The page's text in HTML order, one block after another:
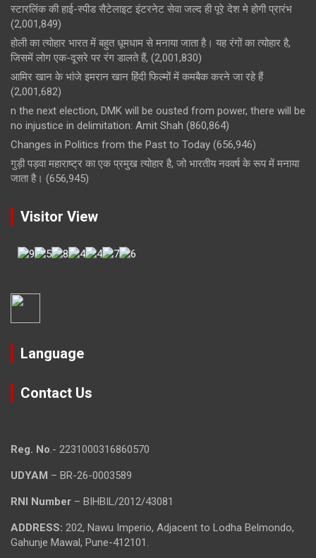
स्टारलिंक की हाई-स्पीड सैटेलाइट इंटरनेट सेवा जल्द ही पूरे देश मे होगी प्रारंभ
(2,001,849)
होली का त्योहार भारत में बहुत धूमधाम से मनाया जाता है। यह रंगों का त्योहार है,
जिसमें लोग एक-दूसरे पर रंग डालते हैं, (2,001,830)
आमिर खान के भांजे इमरान खान हिंदी फिल्मों में कमबैक करने जा रहे हैं
(2,001,682)
n the next election, DMK will be ousted from power, there will be
no injustice in delimitation: Amit Shah (860,864)
Changes in Politics from the Past to Today (656,946)
गुड़ी पड़वा महाराष्ट्र का एक प्रमुख त्योहार है, जो भारतीय नववर्ष के रूप में मनाया
जाता है। (656,945)
Visitor View
Language
Contact Us
Reg. No.- 2231000316860570
UDYAM – BR-26-0003589
RNI Number – BIHBIL/2012/43081
ADDRESS: 202, Nawu Imperio, Adjacent to Lodha Belmondo,
Gahunje Mawal, Pune-412101.